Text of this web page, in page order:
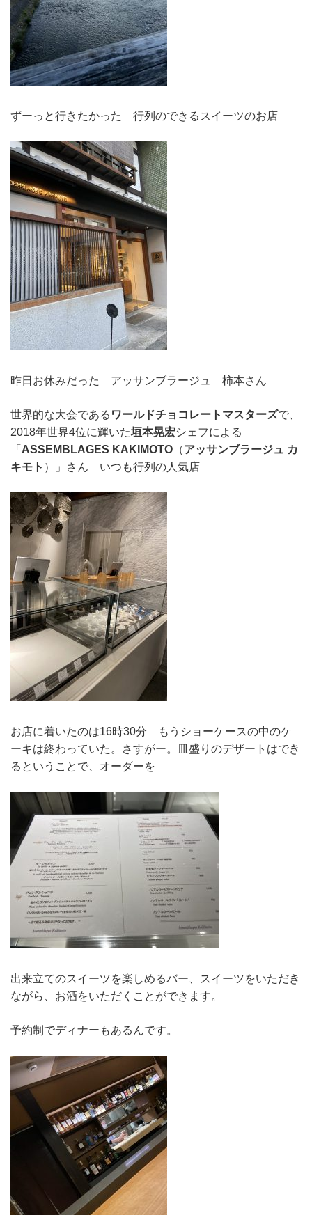
ずーっと行きたかった 行列のできるスイーツのお店
昨日お休みだった アッサンブラージュ 柿本さん
世界的な大会である ワールドチョコレートマスターズで、
2018年世界4位に輝いた垣本晃宏シェフによる
「 ASSEMBLAGES KAKIMOTO （アッサンブラージュ カ
キモト ）」さん いつも行列の人気店
お店に着いたのは16時30分 もうショーケースの中のケ
ーキは終わっていた。さすがー。皿盛りのデザートはでき
るということで、オーダーを
出来立てのスイーツを楽しめるバー、スイーツをいただき
ながら、お酒をいただくことができます。
予約制でディナーもあるんです。